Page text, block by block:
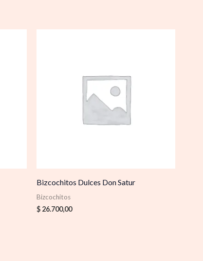
Bizcochitos Dulces Don Satur
Bizcochitos
$ 26.700,00